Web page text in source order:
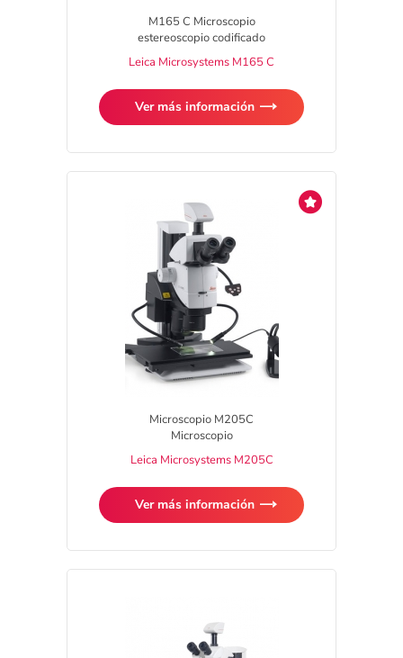
M165 C Microscopio
estereoscopio codificado
Leica Microsystems M165 C
Ver más información
Microscopio M205C
Microscopio
Leica Microsystems M205C
Ver más información